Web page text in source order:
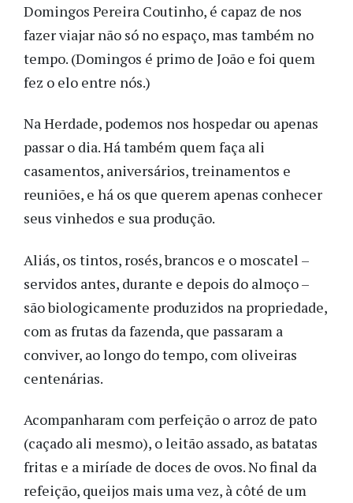
Domingos Pereira Coutinho, é capaz de nos
fazer viajar não só no espaço, mas também no
tempo. (Domingos é primo de João e foi quem
fez o elo entre nós.)
Na Herdade, podemos nos hospedar ou apenas
passar o dia. Há também quem faça ali
casamentos, aniversários, treinamentos e
reuniões, e há os que querem apenas conhecer
seus vinhedos e sua produção.
Aliás, os tintos, rosés, brancos e o moscatel –
servidos antes, durante e depois do almoço –
são biologicamente produzidos na propriedade,
com as frutas da fazenda, que passaram a
conviver, ao longo do tempo, com oliveiras
centenárias.
Acompanharam com perfeição o arroz de pato
(caçado ali mesmo), o leitão assado, as batatas
fritas e a miríade de doces de ovos. No final da
refeição, queijos mais uma vez, à côté de um